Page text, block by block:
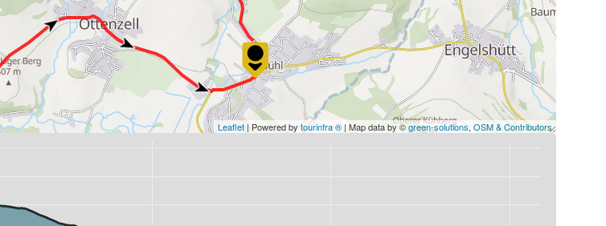
Leaflet| Powered bytourinfra ® | Map data by ©green-solutions, OSM & Contributors